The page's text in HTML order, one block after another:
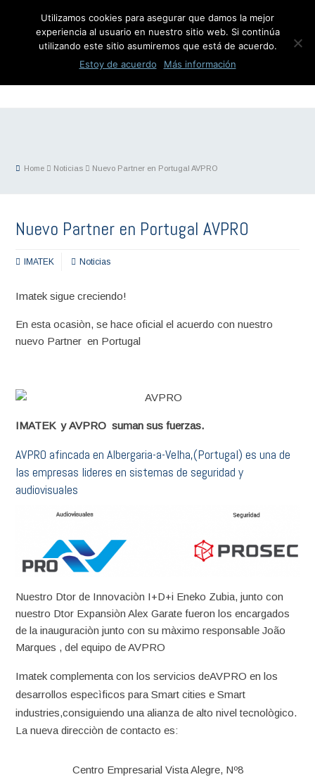
Home Noticias Nuevo Partner en Portugal AVPRO
Nuevo Partner en Portugal AVPRO
IMATEK Noticias
Imatek sigue creciendo!
En esta ocasiòn, se hace oficial el acuerdo con nuestro
nuevo Partner en Portugal
IMATEK y AVPRO suman sus fuerzas.
AVPRO afincada en Albergaria-a-Velha,(Portugal) es una de
las empresas lideres en sistemas de seguridad y
audiovisuales
Nuestro Dtor de Innovaciòn I+D+i Eneko Zubia, junto con
nuestro Dtor Expansiòn Alex Garate fueron los encargados
de la inauguraciòn junto con su màximo responsable João
Marques , del equipo de AVPRO
Imatek complementa con los servicios deAVPRO en los
desarrollos especìficos para Smart cities e Smart
industries,consiguiendo una alianza de alto nivel tecnològico.
La nueva direcciòn de contacto es:
Centro Empresarial Vista Alegre, Nº8
Utilizamos cookies para asegurar que damos la mejor
experiencia al usuario en nuestro sitio web. Si continúa
utilizando este sitio asumiremos que está de acuerdo.
Estoy de acuerdo
Más información